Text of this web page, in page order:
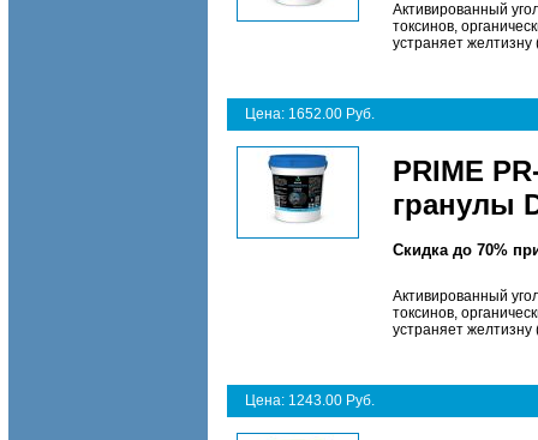
Активированный
токсинов,
устраняет
Цена: 1652.00 Руб.
PRIME
гранулы
Скидка до 70%
Активированный
токсинов,
устраняет
Цена: 1243.00 Руб.